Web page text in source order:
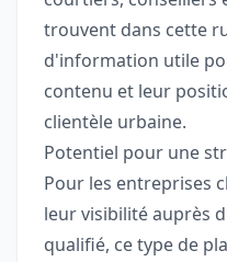
trouvent dans cette
d'information utile
contenu et leur
clientèle urbaine.
Potentiel pour une
Pour les entreprises
leur visibilité auprès
qualifié, ce type de